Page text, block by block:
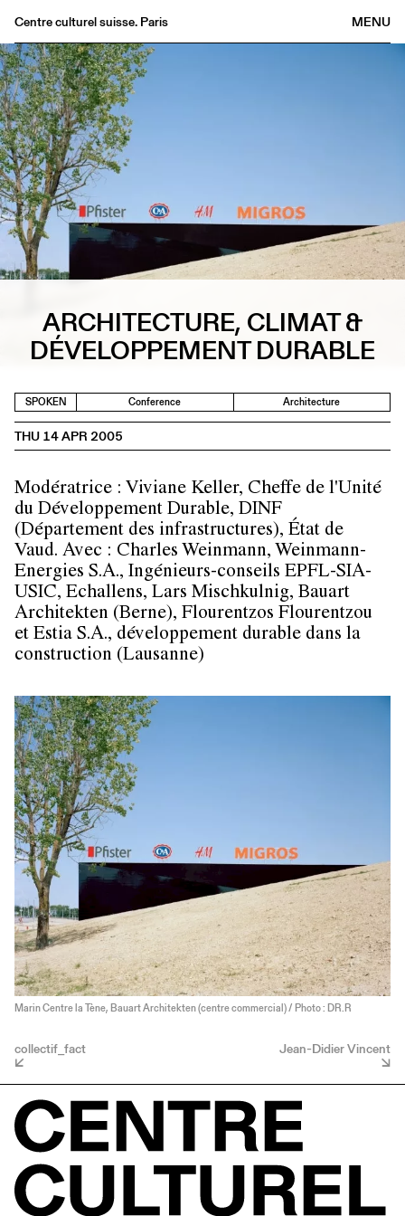
MENU
Centre culturel suisse. Paris
Agenda
Bookshop
Buvette
Archives
Medias
Publications
About
FR/
ARCHITECTURE, CLIMAT &
DÉVELOPPEMENT DURABLE
SPOKEN Conference Architecture
THU 14 APR 2005
Modératrice : Viviane Keller, Cheffe de l'Unité
du Développement Durable, DINF
(Département des infrastructures), État de
Vaud. Avec : Charles Weinmann, Weinmann-
Energies S.A., Ingénieurs-conseils EPFL-SIA-
USIC, Echallens, Lars Mischkulnig, Bauart
Architekten (Berne), Flourentzos Flourentzou
et Estia S.A., développement durable dans la
construction (Lausanne)
Marin Centre la Tène, Bauart Architekten (centre commercial) / Photo : DR.R
collectif_fact Jean-Didier Vincent